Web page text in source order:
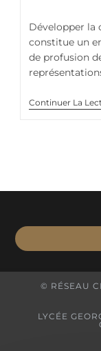
Développer la
constitue un
de profusion
Continuer La
© RÉSEAU
LYCÉE